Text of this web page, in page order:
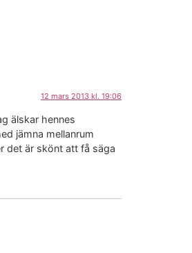
12 mars 2013 kl. 19:06
älskar hennes
jämna mellanrum
det är skönt att få säga